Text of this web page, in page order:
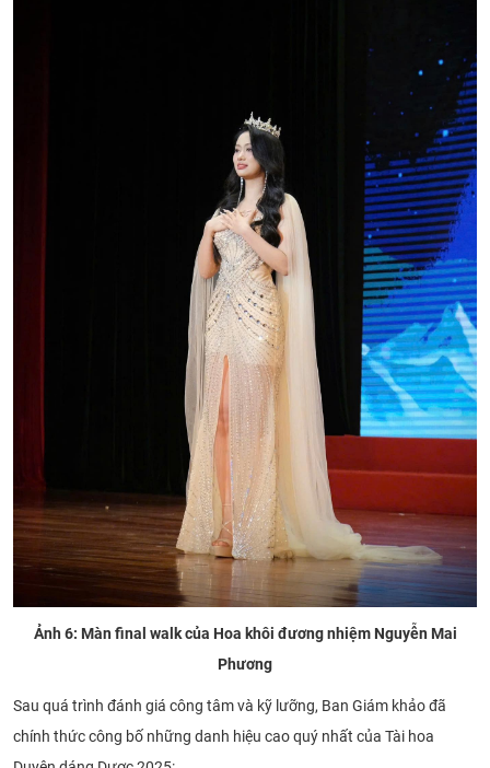
Ảnh 6: Màn final walk của Hoa khôi đương nhiệm Nguyễn Mai
Phương
Sau quá trình đánh giá công tâm và kỹ lưỡng, Ban Giám khảo đã
chính thức công bố những danh hiệu cao quý nhất của Tài hoa